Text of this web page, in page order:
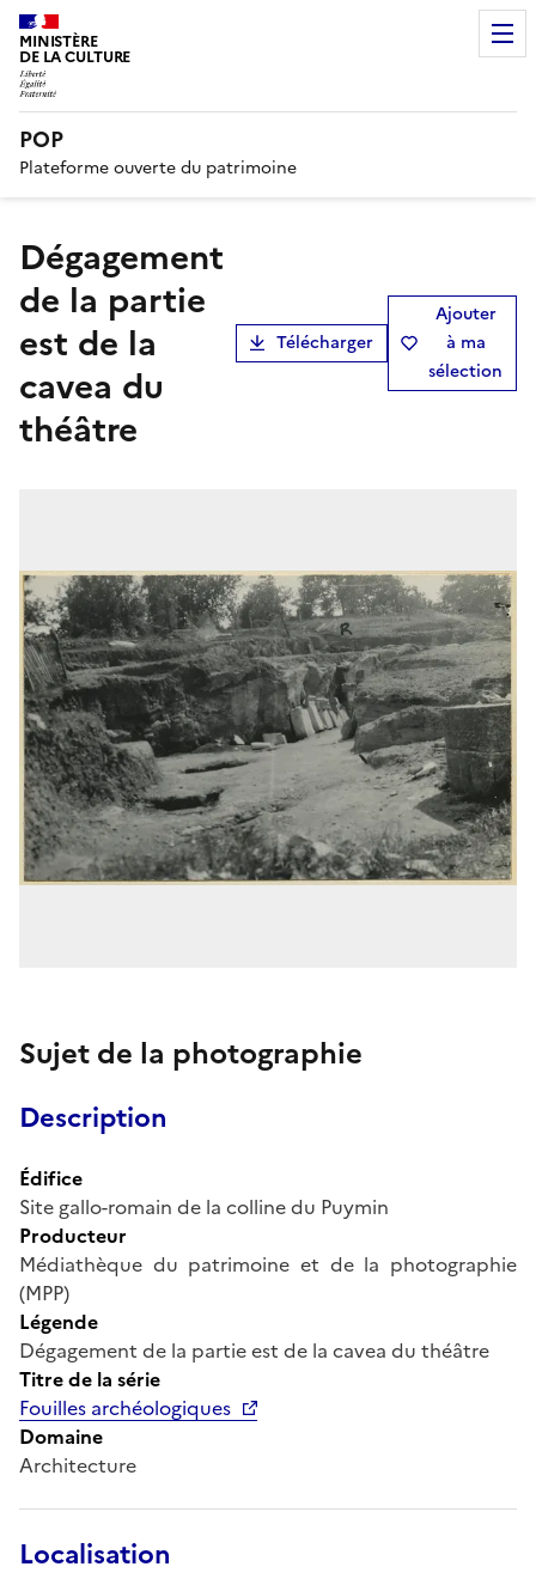
MINISTÈRE
DE LA CULTURE
POP
Plateforme ouverte du patrimoine
Dégagement
de la partie
est de la
cavea du
théâtre
Télécharger
Ajouter
à ma
sélection
Sujet de la photographie
Description
Édifice
Site gallo-romain de la colline du Puymin
Producteur
Médiathèque du patrimoine et de la photographie
(MPP)
Légende
Dégagement de la partie est de la cavea du théâtre
Titre de la série
Fouilles archéologiques
Domaine
Architecture
Localisation